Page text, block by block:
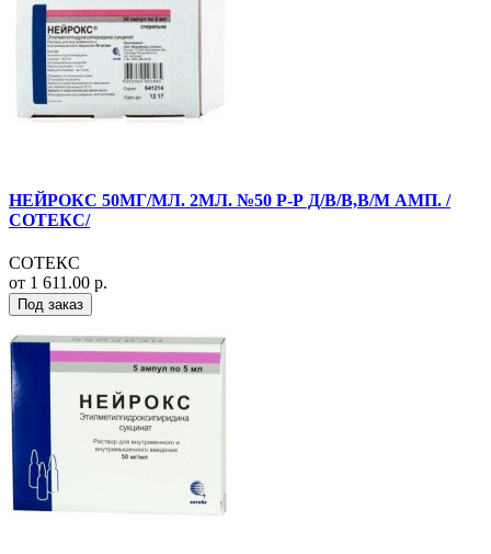
НЕЙРОКС 50МГ/МЛ. 2МЛ. №50 Р-Р Д/В/В,В/М АМП. /
СОТЕКС/
СОТЕКС
от 1 611.00 р.
Под заказ